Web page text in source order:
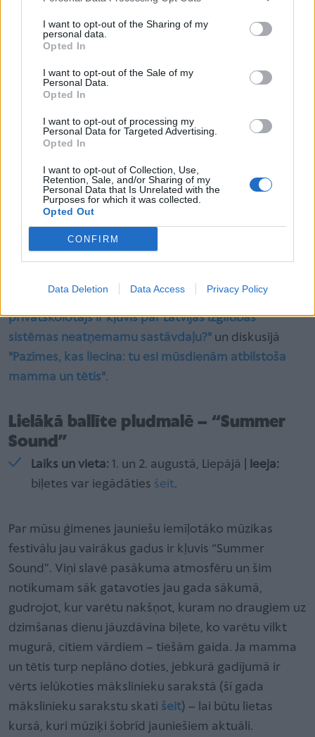
I want to opt-out of the Sharing of my
personal data.
Opted In
I want to opt-out of the Sale of my
Personal Data.
Opted In
I want to opt-out of processing my
Personal Data for Targeted Advertising.
Opted In
I want to opt-out of Collection, Use,
Retention, Sale, and/or Sharing of my
Personal Data that Is Unrelated with the
Purposes for which it was collected.
Opted Out
CONFIRM
Data Deletion Data Access Privacy Policy
jau vienpadsmito reizi notiks Sarunu festivāls LAMPA.
Uzreiz jāuzsver: gadu gaitā festivāls ir izveidojies
tāds, ka tajā sev ko interesantu atrod ne vien
pieaugušie, bet arī paši mazākie un pusaudži.
norises vietā, programma izskatās daudzveidīga,
pārdomas rosinoša un piemērota dažādām
interesēm un arī – dažādiem vecumiem. Festivāla
LAMPA programmu skati
“Mammām un Tētiem” – diskusijā
privātskolotājs ir kļuvis par Latvijas izglītības
sistēmas neatņemamu sastāvdaļu?" un diskusijā
"Pazīmes, kas liecina: tu esi mūsdienām atbilstoša
mamma un tētis".
Lielākā ballīte pludmalē – “Summer
Sound”
Laiks un vieta: 1. un 2. augustā, Liepājā | Ieeja:
biļetes var iegādāties šeit.
Par mūsu ģimenes jauniešu iemīļotāko mūzikas
festivālu jau vairākus gadus ir kļuvis “Summer
Sound”. Viņi slavē pasākuma atmosfēru un šim
notikumam sāk gatavoties jau gada sākumā,
gudrojot, kur varētu nakšņot, kuram no draugiem uz
dzimšanas dienu jāuzdāvina biļete, ko varētu vilkt
mugurā, citiem vārdiem – tiešām gaida. Ja mamma
un tētis turp neplāno doties, jebkurā gadījumā ir
vērts ielūkoties mākslinieku sarakstā (šī gada
mākslinieku sarakstu skati šeit) – lai būtu lietas
kursā, kuri mūziķi šobrīd jauniešiem aktuāli.